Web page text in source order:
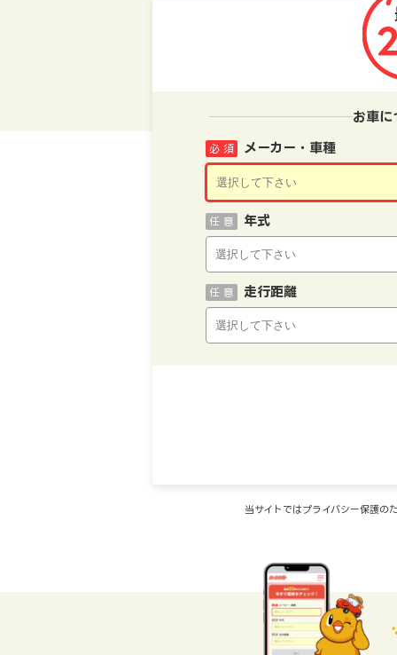
お車に
メーカー・車種
必 須
年式
任 意
走行距離
任 意
当サイトではプライバシー保護の